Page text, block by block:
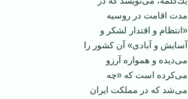
مدت‌ اقامت‌ در روسیه‌
«انتظام‌ و اقتدار لشكر و
آسایش‌ و آبادی‌» آن‌ كشور را
می‌دیده‌ و همواره‌ آرزو
می‌كرده‌ است‌ كه‌ «چه‌
می‌شد كه ‌در مملكت‌ ایران‌